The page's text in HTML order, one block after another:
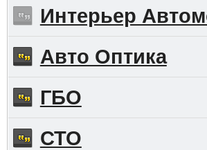
Интерьер
Авто Оптика
ГБО
СТО